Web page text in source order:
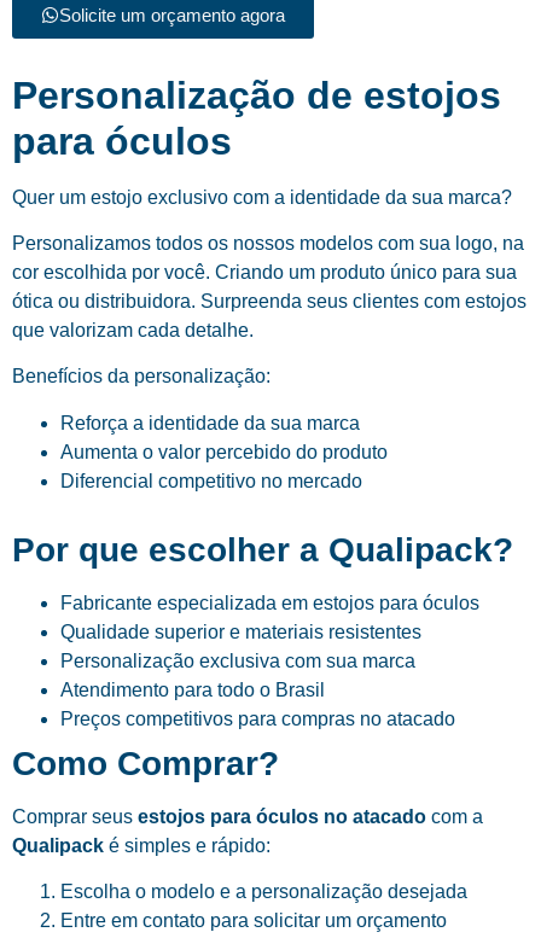
Solicite um orçamento agora
Personalização de estojos
para óculos
Quer um estojo exclusivo com a identidade da sua marca?
Personalizamos todos os nossos modelos com sua logo, na
cor escolhida por você. Criando um produto único para sua
ótica ou distribuidora. Surpreenda seus clientes com estojos
que valorizam cada detalhe.
Benefícios da personalização:
Reforça a identidade da sua marca
Aumenta o valor percebido do produto
Diferencial competitivo no mercado
Por que escolher a Qualipack?
Fabricante especializada em estojos para óculos
Qualidade superior e materiais resistentes
Personalização exclusiva com sua marca
Atendimento para todo o Brasil
Preços competitivos para compras no atacado
Como Comprar?
Comprar seus estojos para óculos no atacado com a
Qualipack é simples e rápido:
Escolha o modelo e a personalização desejada
Entre em contato para solicitar um orçamento